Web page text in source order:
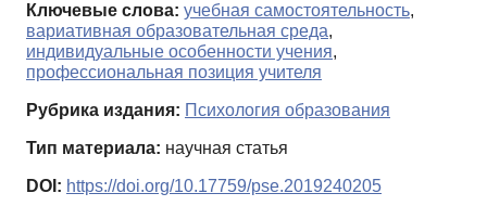
Ключевые слова: учебная самостоятельность,
вариативная образовательная среда,
индивидуальные особенности учения,
профессиональная позиция учителя
Рубрика издания: Психология образования
Тип материала: научная статья
DOI: https://doi.org/10.17759/pse.2019240205